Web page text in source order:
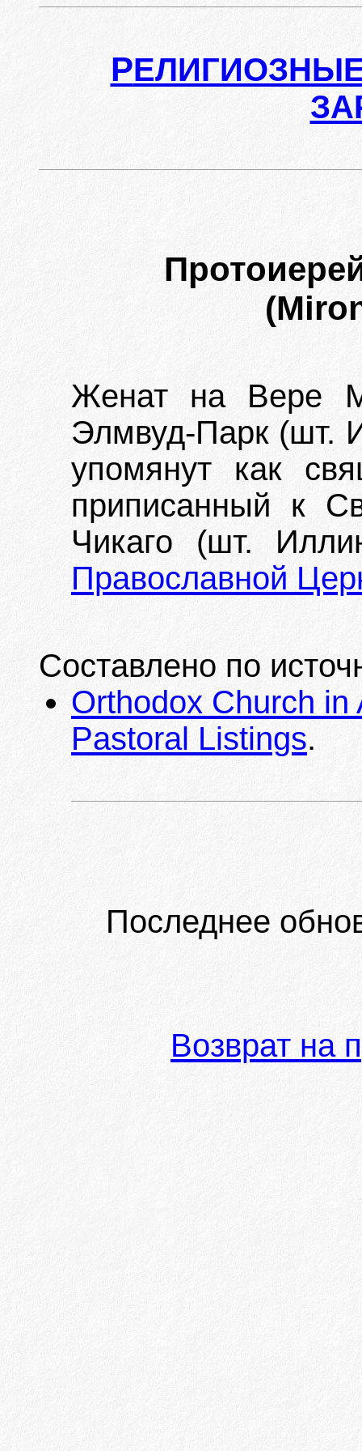
Р
Женат на Вере
Элмвуд-Парк (шт.
упомянут как
приписанный к
Чикаго (шт.
Православной
Составлено по
Orthodox Church in
Pastoral Listings.
Последнее
Возврат на